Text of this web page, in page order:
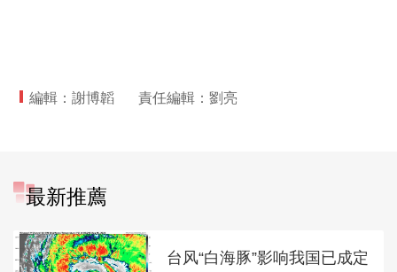
編輯：謝博韜 責任編輯：劉亮
最新推薦
台风“白海豚”影响我国已成定